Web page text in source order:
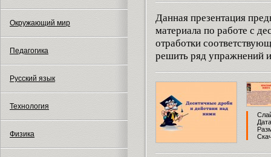
Окружающий мир
Педагогика
Русский язык
Технология
Физика
Данная презентация
материала по работе с
отработки
решить ряд упражнений